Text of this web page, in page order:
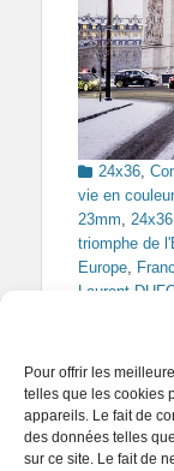
Pour offrir les
telles que les cookies
appareils. Le fait de
des données telles
sur ce site. Le fait de
Categories
24x36,
vie en couleur
23mm, 24x36
triomphe de
Europe,
Laurent